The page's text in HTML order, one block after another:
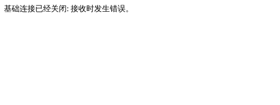
基础连接已经关闭: 接收时发生错误。